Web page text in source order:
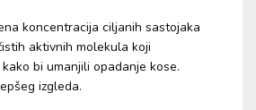
koncentracija ciljanih sastojaka
aktivnih molekula koji
bi umanjili opadanje kose.
izgleda.